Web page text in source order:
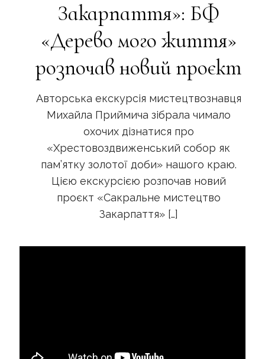
Закарпаття»: БФ
«Дерево мого життя»
розпочав новий проєкт
Авторська екскурсія мистецтвознавця
Михайла Приймича зібрала чимало
охочих дізнатися про
«Хрестовоздвиженський собор як
пам’ятку золотої доби» нашого краю.
Цією екскурсією розпочав новий
проєкт «Сакральне мистецтво
Закарпаття»[…]